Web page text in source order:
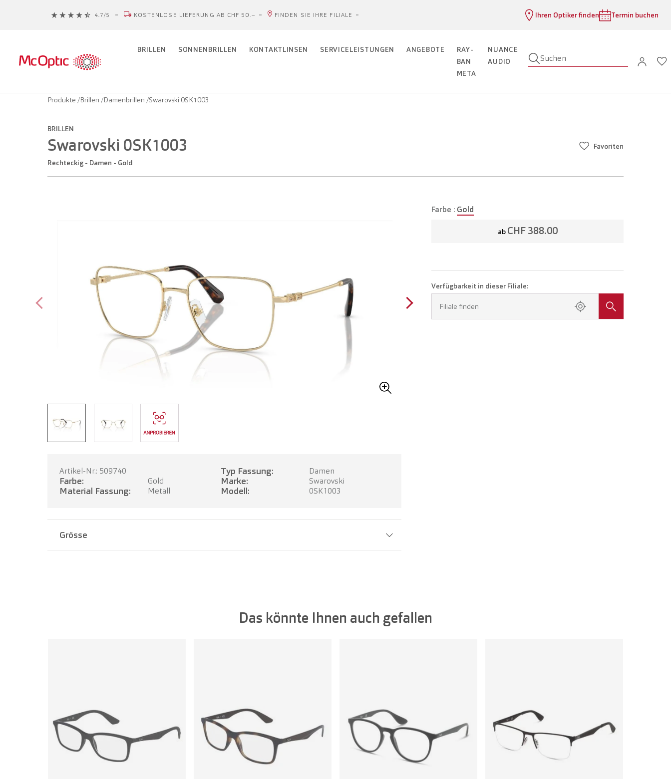
KOSTENLOSE LIEFERUNG AB CHF 50.– FINDEN SIE IHRE FILIALE Ihren Optiker finden Termin buchen
BRILLEN SONNENBRILLEN KONTAKTLINSEN SERVICELEISTUNGEN ANGEBOTE
RAY-
BAN
META
NUANCE
AUDIO
Suchen
Produkte /Brillen /Damenbrillen /Swarovski 0SK1003
BRILLEN
Swarovski 0SK1003
Rechteckig - Damen - Gold
Favoriten
Farbe : Gold
ab CHF 388.00
Verfügbarkeit in dieser Filiale:
Filiale finden
Artikel-Nr.: 509740 Typ Fassung: Damen
Farbe: Gold Marke: Swarovski
Material Fassung: Metall Modell: 0SK1003
Grösse
Das könnte Ihnen auch gefallen